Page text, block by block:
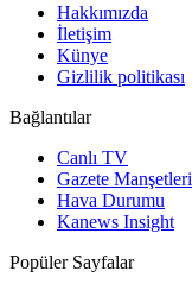
Hakkımızda
İletişim
Künye
Gizlilik politikası
Bağlantılar
Canlı TV
Gazete Manşetleri
Hava Durumu
Kanews Insight
Popüler Sayfalar